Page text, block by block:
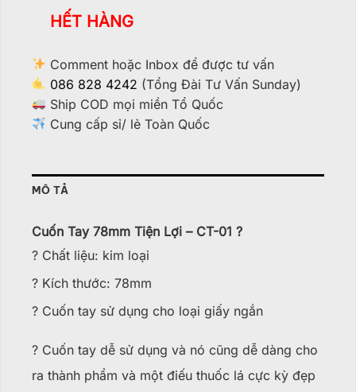
HẾT HÀNG
Comment hoặc Inbox để được tư vấn
086 828 4242 (Tổng Đài Tư Vấn Sunday)
Ship COD mọi miền Tổ Quốc
Cung cấp sỉ/ lẻ Toàn Quốc
MÔ TẢ
Cuốn Tay 78mm Tiện Lợi – CT-01 ?
? Chất liệu: kim loại
? Kích thước: 78mm
? Cuốn tay sử dụng cho loại giấy ngắn
? Cuốn tay dễ sử dụng và nó cũng dễ dàng cho
ra thành phẩm và một điếu thuốc lá cực kỳ đẹp